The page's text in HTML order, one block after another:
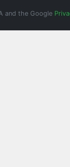
and the Google